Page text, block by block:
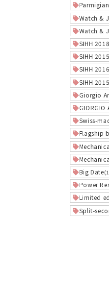
Watch &
Watch &
SIHH 2018
SIHH
SIHH
SIHH 2015
Giorgio
GIORGIO
Swiss-
Flagship
Big Date
Power
Limited
Split-